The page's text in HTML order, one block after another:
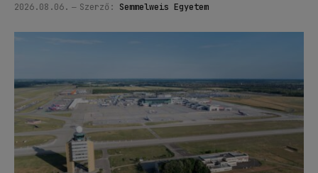
2026.08.06. Szerző: Semmelweis Egyetem